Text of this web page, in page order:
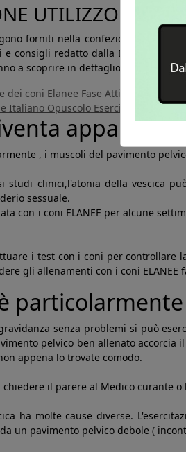
UTILIZZO CONI
forniti nella confezioni con
consigli redatto dalla Dott.ssa
a scoprire in dettaglio i muscoli più
coni Elanee Fase Attiva I in PDF
Italiano Opuscolo Esercizi per
apparente
, i muscoli del pavimento
studi clinici,l'atonia della vescica
sessuale.
con i coni ELANEE per alcune
i test con i coni per controllare
gli allenamenti con i coni ELANEE
senza problemi si può
pelvico ben allenato
appena lo trovate comodo.
il parere al Medico curante o
ha molte cause diverse.
un pavimento pelvico debole (